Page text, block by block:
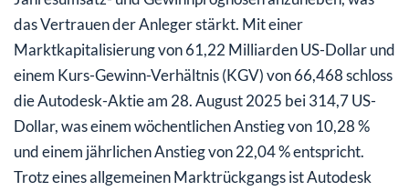
das Vertrauen der Anleger stärkt. Mit einer
Marktkapitalisierung von 61,22 Milliarden US-Dollar und
einem Kurs-Gewinn-Verhältnis (KGV) von 66,468 schloss
die Autodesk-Aktie am 28. August 2025 bei 314,7 US-
Dollar, was einem wöchentlichen Anstieg von 10,28 %
und einem jährlichen Anstieg von 22,04 % entspricht.
Trotz eines allgemeinen Marktrückgangs ist Autodesk